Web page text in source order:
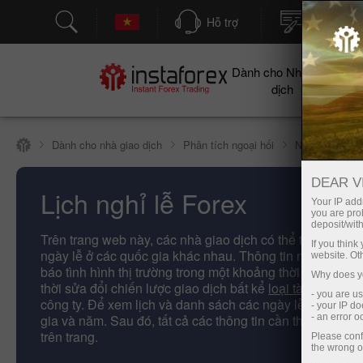
Hỗ trợ Mở tài
Dành cho Nhà giao
dịch
Dành cho nhà giao dịch Phân tích ngoại hối Ngày lễ quốc
Lịch nghỉ lễ Forex
Trên trang web này, các nhà giao dịch có thể tìm thấy
ngày lễ ở các quốc gia khác nhau. Thông tin này cho
báo tình hình thị trường trong một khoảng thời gian cụ
thời sửa đổi chiến lược giao dịch bất kể loại tài khoản
công ty. Để xem lịch và danh sách các ngày lễ, hãy chỉ
gia và năm. Sau đó, tất cả các thông tin cần thiết sẽ
trên trang.
DEAR
Your IP
you are
deposit/
If you
website.
Why does
- you are
- your IP
- an error
Please
the wrong